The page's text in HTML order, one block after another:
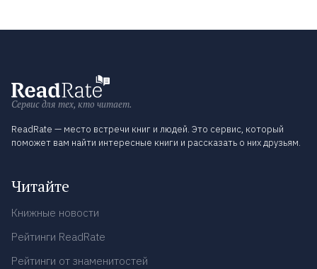
Сервис для тех, кто читает.
ReadRate — место встречи книг и людей. Это сервис, который
поможет вам найти интересные книги и рассказать о них друзьям.
Читайте
Книжные новости
Рейтинги ReadRate
Рейтинги от знаменитостей